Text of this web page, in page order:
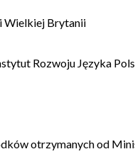
Wielkiej Brytanii
Rozwoju Języka
otrzymanych od